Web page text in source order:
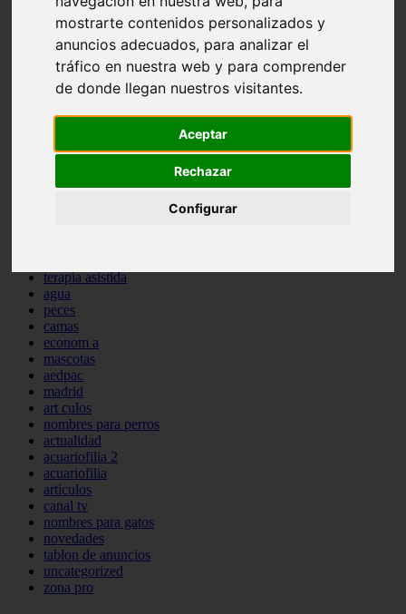
mostrarte contenidos personalizados y
anuncios adecuados, para analizar el
tráfico en nuestra web y para comprender
de donde llegan nuestros visitantes.
Aceptar
Rechazar
Configurar
protagonistas
reptiles
abandono
adopci n
ferias
higiene
snacks
iberzoo propet
terapia asistida
agua
peces
camas
econom a
mascotas
aedpac
madrid
art culos
nombres para perros
actualidad
acuariofilia 2
acuariofilia
articulos
canal tv
nombres para gatos
novedades
tablon de anuncios
uncategorized
zona pro